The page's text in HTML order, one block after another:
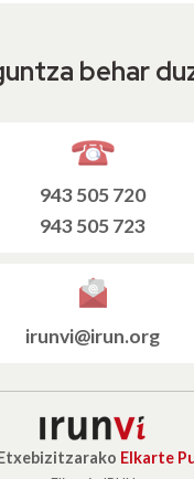
Elkarte
behar
943 505 720
943 505 723
irunvi@irun.org